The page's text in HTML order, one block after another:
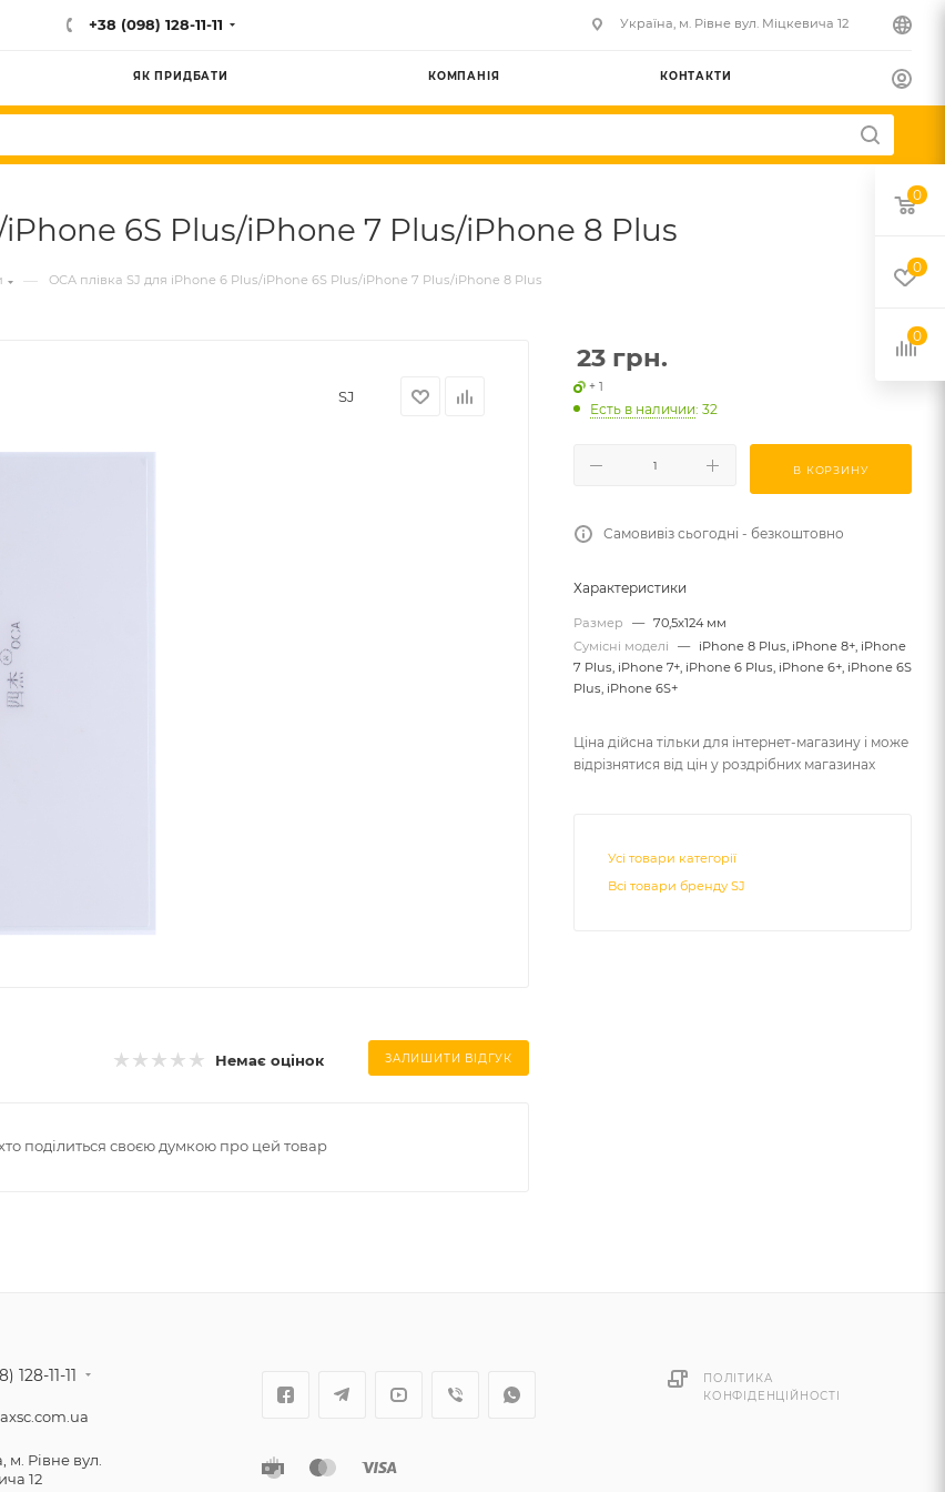
+38 (098) 128-11-11 Українa, м. Рівне вул. Міцкевича 12
ЯК ПРИДБАТИ КОМПАНІЯ КОНТАКТИ
6S Plus/iPhone 7 Plus/iPhone 8 Plus
— OCA плівка SJ для iPhone 6 Plus/iPhone 6S Plus/iPhone 7 Plus/iPhone 8 Plus
SJ
Немає оцінок ЗАЛИШИТИ ВІДГУК
поділиться своєю думкою про цей товар
23 грн.
+ 1
Есть в наличии: 32
В КОРЗИНУ
Самовивіз сьогодні - безкоштовно
Характеристики
Размер — 70,5x124 мм
Сумісні моделі
—
iPhone 8 Plus, iPhone 8+, iPhone
7 Plus, iPhone 7+, iPhone 6 Plus, iPhone 6+, iPhone 6S
Plus, iPhone 6S+
Ціна дійсна тільки для інтернет-магазину і може
відрізнятися від цін у роздрібних магазинах
Усі товари категорії
Всі товари бренду SJ
128-11-11
м. Рівне вул.
12
ПОЛІТИКА
КОНФІДЕНЦІЙНОСТІ
0
0
0